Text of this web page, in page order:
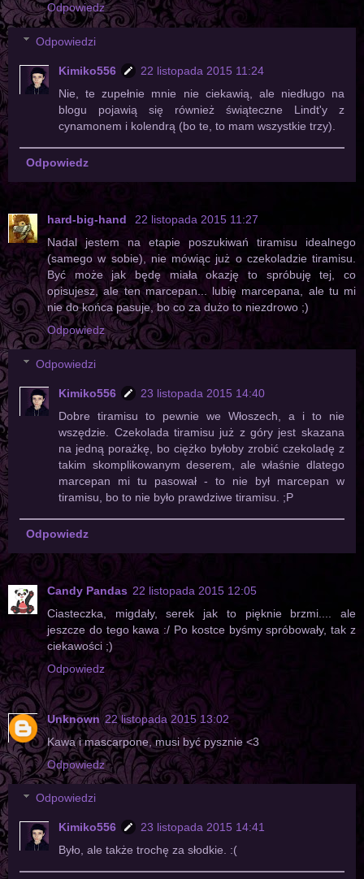
Odpowiedz
Odpowiedzi
Kimiko556
22 listopada 2015 11:24
Nie, te zupełnie mnie nie ciekawią, ale niedługo na
blogu pojawią się również świąteczne Lindt'y z
cynamonem i kolendrą (bo te, to mam wszystkie trzy).
Odpowiedz
hard-big-hand
22 listopada 2015 11:27
Nadal jestem na etapie poszukiwań tiramisu idealnego
(samego w sobie), nie mówiąc już o czekoladzie tiramisu.
Być może jak będę miała okazję to spróbuję tej, co
opisujesz, ale ten marcepan... lubię marcepana, ale tu mi
nie do końca pasuje, bo co za dużo to niezdrowo ;)
Odpowiedz
Odpowiedzi
Kimiko556
23 listopada 2015 14:40
Dobre tiramisu to pewnie we Włoszech, a i to nie
wszędzie. Czekolada tiramisu już z góry jest skazana
na jedną porażkę, bo ciężko byłoby zrobić czekoladę z
takim skomplikowanym deserem, ale właśnie dlatego
marcepan mi tu pasował - to nie był marcepan w
tiramisu, bo to nie było prawdziwe tiramisu. ;P
Odpowiedz
Candy Pandas 22 listopada 2015 12:05
Ciasteczka, migdały, serek jak to pięknie brzmi.... ale
jeszcze do tego kawa :/ Po kostce byśmy spróbowały, tak z
ciekawości ;)
Odpowiedz
Unknown 22 listopada 2015 13:02
Kawa i mascarpone, musi być pysznie <3
Odpowiedz
Odpowiedzi
Kimiko556
23 listopada 2015 14:41
Było, ale także trochę za słodkie. :(